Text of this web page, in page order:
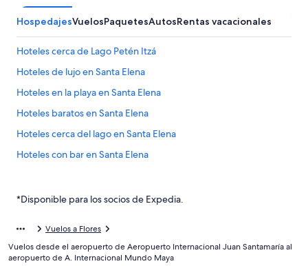
HospedajesVuelosPaquetesAutosRentas vacacionales
Hoteles cerca de Lago Petén Itzá
Hoteles de lujo en Santa Elena
Hoteles en la playa en Santa Elena
Hoteles baratos en Santa Elena
Hoteles cerca del lago en Santa Elena
Hoteles con bar en Santa Elena
Hoteles con alberca en Santa Elena
Hoteles para bodas en Santa Elena
Hoteles en Santa Elena
*Disponible para los socios de Expedia.
Vuelos a Flores
Vuelos desde el aeropuerto de Aeropuerto Internacional Juan Santamaría al
aeropuerto de A. Internacional Mundo Maya